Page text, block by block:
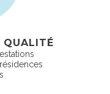
QUALITÉ